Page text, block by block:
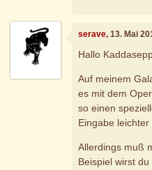
serave, 13. Mai
Hallo
Auf meinem
es mit dem
so einen
Eingabe leichter
Allerdings muß
Beispiel wirst